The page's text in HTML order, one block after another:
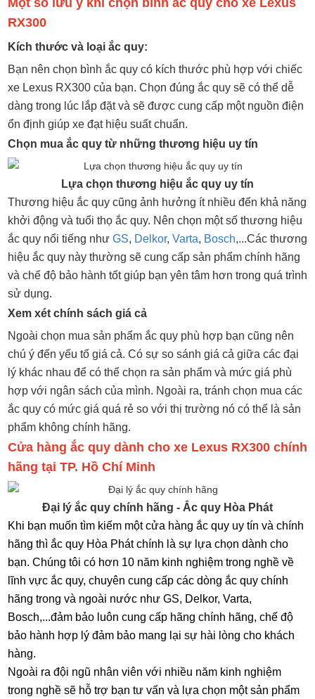
Một số lưu ý khi chọn bình ắc quy cho xe Lexus
RX300
Kích thước và loại ắc quy:
Bạn nên chọn bình ắc quy có kích thước phù hợp với chiếc
xe Lexus RX300 của bạn. Chọn đúng ắc quy sẽ có thể dễ
dàng trong lúc lắp đặt và sẽ được cung cấp một nguồn điện
ổn định giúp xe đạt hiệu suất chuẩn.
Chọn mua ắc quy từ những thương hiệu uy tín
Lựa chọn thương hiệu ắc quy uy tín
Thương hiệu ắc quy cũng ảnh hưởng ít nhiều đến khả năng
khởi động và tuổi thọ ắc quy. Nên chọn một số thương hiệu
ắc quy nổi tiếng như GS, Delkor, Varta, Bosch,...Các thương
hiệu ắc quy này thường sẽ cung cấp sản phẩm chính hãng
và chế độ bảo hành tốt giúp bạn yên tâm hơn trong quá trình
sử dụng.
Xem xét chính sách giá cả
Ngoài chọn mua sản phẩm ắc quy phù hợp bạn cũng nên
chú ý đến yếu tố giá cả. Có sự so sánh giá cả giữa các đại
lý khác nhau để có thể chọn ra sản phẩm và mức giá phù
hợp với ngân sách của mình. Ngoài ra, tránh chọn mua các
ắc quy có mức giá quá rẻ so với thị trường nó có thể là sản
phẩm không chính hãng.
Cửa hàng ắc quy dành cho xe Lexus RX300 chính
hãng tại TP. Hồ Chí Minh
Đại lý ắc quy chính hãng - Ắc quy Hòa Phát
Khi bạn muốn tìm kiếm một cửa hàng ắc quy uy tín và chính
hãng thì ắc quy Hòa Phát chính là sự lựa chọn dành cho
bạn. Chúng tôi có hơn 10 năm kinh nghiệm trong nghề về
lĩnh vực ắc quy, chuyên cung cấp các dòng ắc quy chính
hãng trong và ngoài nước như GS, Delkor, Varta,
Bosch,...đảm bảo luôn cung cấp hãng chính hãng, chế độ
bảo hành hợp lý đảm bảo mang lại sự hài lòng cho khách
hàng.
Ngoài ra đội ngũ nhân viên với nhiều năm kinh nghiệm
trong nghề sẽ hỗ trợ bạn tư vấn và lựa chọn một sản phẩm